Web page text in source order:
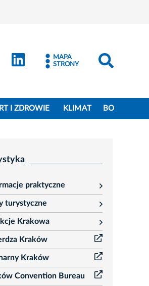
- YouTube
- Instagram
Kraków - LinkedIn
MAPA
STRONY
I ZDROWIE KLIMAT BO
praktyczne
turystyczne
Krakowa
Kraków
Kraków
Convention Bureau